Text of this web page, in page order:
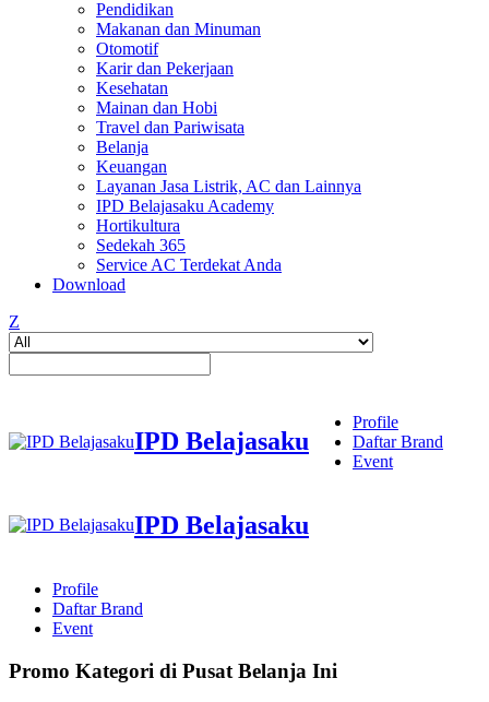
Pendidikan
Makanan dan Minuman
Otomotif
Karir dan Pekerjaan
Kesehatan
Mainan dan Hobi
Travel dan Pariwisata
Belanja
Keuangan
Layanan Jasa Listrik, AC dan Lainnya
IPD Belajasaku Academy
Hortikultura
Sedekah 365
Service AC Terdekat Anda
Download
Z
IPD Belajasaku
Profile
Daftar Brand
Event
IPD Belajasaku
Profile
Daftar Brand
Event
Promo Kategori di Pusat Belanja Ini